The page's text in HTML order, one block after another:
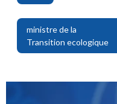
,
ministre de la
Transition ecologique